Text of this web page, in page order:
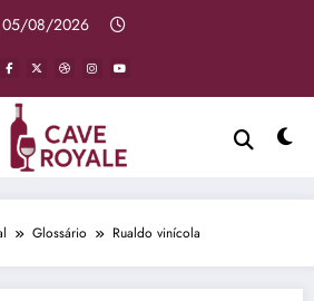
05/08/2026
Glossário Rualdo vinícola